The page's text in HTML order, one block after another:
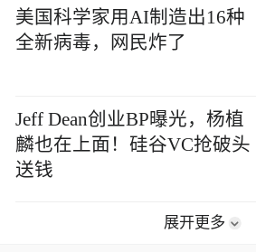
美国科学家用AI制造出16种
全新病毒，网民炸了
Jeff Dean创业BP曝光，杨植
麟也在上面！硅谷VC抢破头
送钱
展开更多